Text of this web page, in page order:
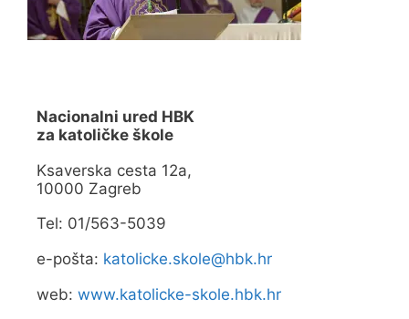
Nacionalni ured HBK
za katoličke škole
Ksaverska cesta 12a,
10000 Zagreb
Tel: 01/563-5039
e-pošta: katolicke.skole@hbk.hr
web: www.katolicke-skole.hbk.hr